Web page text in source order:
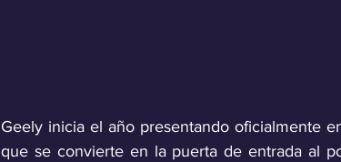
Geely inicia el año presentando oficialmente
que se convierte en la puerta de entrada al